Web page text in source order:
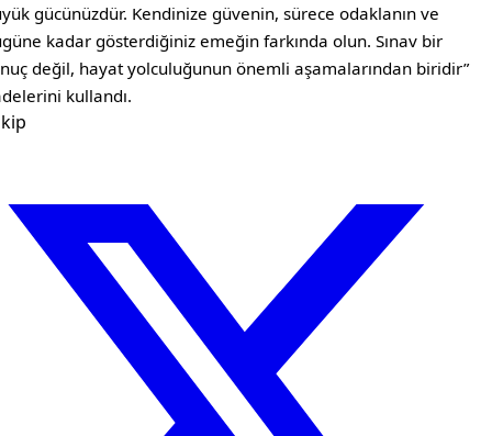
gücünüzdür. Kendinize güvenin, sürece odaklanın ve
kadar gösterdiğiniz emeğin farkında olun. Sınav bir
değil, hayat yolculuğunun önemli aşamalarından biridir”
kullandı.